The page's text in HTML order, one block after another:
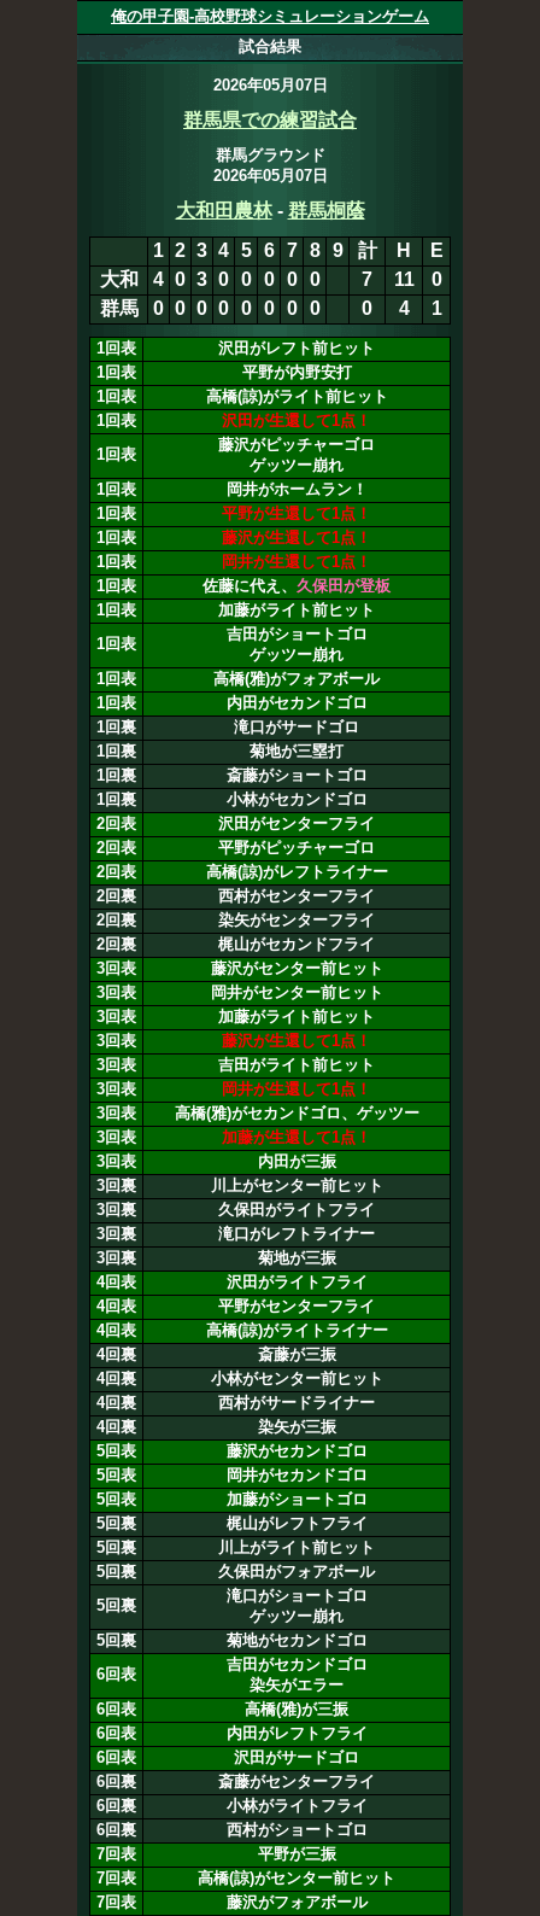
俺の甲子園-高校野球シミュレーションゲーム
試合結果
2026年05月07日
群馬県での練習試合
群馬グラウンド
2026年05月07日
大和田農林 - 群馬桐蔭
1 2 3 4 5 6 7 8 9 計 H
E
大和
4 0 3 0 0 0 0 0 7 12
0
群馬
0 0 0 0 0 0 0 0 0 4 1
1回表
沢田がレフト前ヒット
1回表
平野が内野安打
1回表
高橋(諒)がライト前ヒット
1回表
沢田が生還して1点！
1回表
藤沢がピッチャーゴロ
ゲッツー崩れ
1回表
岡井がホームラン！
1回表
平野が生還して1点！
1回表
藤沢が生還して1点！
1回表
岡井が生還して1点！
1回表
佐藤に代え、 久保田が登板
1回表
加藤がライト前ヒット
1回表
吉田がショートゴロ
ゲッツー崩れ
1回表
高橋(雅)がフォアボール
1回表
内田がセカンドゴロ
1回裏
滝口がサードゴロ
1回裏
菊地が三塁打
1回裏
斎藤がショートゴロ
1回裏
小林がセカンドゴロ
2回表
沢田がセンターフライ
2回表
平野がピッチャーゴロ
2回表
高橋(諒)がレフトライナー
2回裏
西村がセンターフライ
2回裏
染矢がセンターフライ
2回裏
梶山がセカンドフライ
3回表
藤沢がセンター前ヒット
3回表
岡井がセンター前ヒット
3回表
加藤がライト前ヒット
3回表
藤沢が生還して1点！
3回表
吉田がライト前ヒット
3回表
岡井が生還して1点！
3回表
高橋(雅)がセカンドゴロ、ゲッツー
3回表
加藤が生還して1点！
3回表
内田が三振
3回裏
川上がセンター前ヒット
3回裏
久保田がライトフライ
3回裏
滝口がレフトライナー
3回裏
菊地が三振
4回表
沢田がライトフライ
4回表
平野がセンターフライ
4回表
高橋(諒)がライトライナー
4回裏
斎藤が三振
4回裏
小林がセンター前ヒット
4回裏
西村がサードライナー
4回裏
染矢が三振
5回表
藤沢がセカンドゴロ
5回表
岡井がセカンドゴロ
5回表
加藤がショートゴロ
5回裏
梶山がレフトフライ
5回裏
川上がライト前ヒット
5回裏
久保田がフォアボール
5回裏
滝口がショートゴロ
ゲッツー崩れ
5回裏
菊地がセカンドゴロ
6回表
吉田がセカンドゴロ
染矢がエラー
6回表
高橋(雅)が三振
6回表
内田がレフトフライ
6回表
沢田がサードゴロ
6回裏
斎藤がセンターフライ
6回裏
小林がライトフライ
6回裏
西村がショートゴロ
7回表
平野が三振
7回表
高橋(諒)がセンター前ヒット
7回表
藤沢がフォアボール